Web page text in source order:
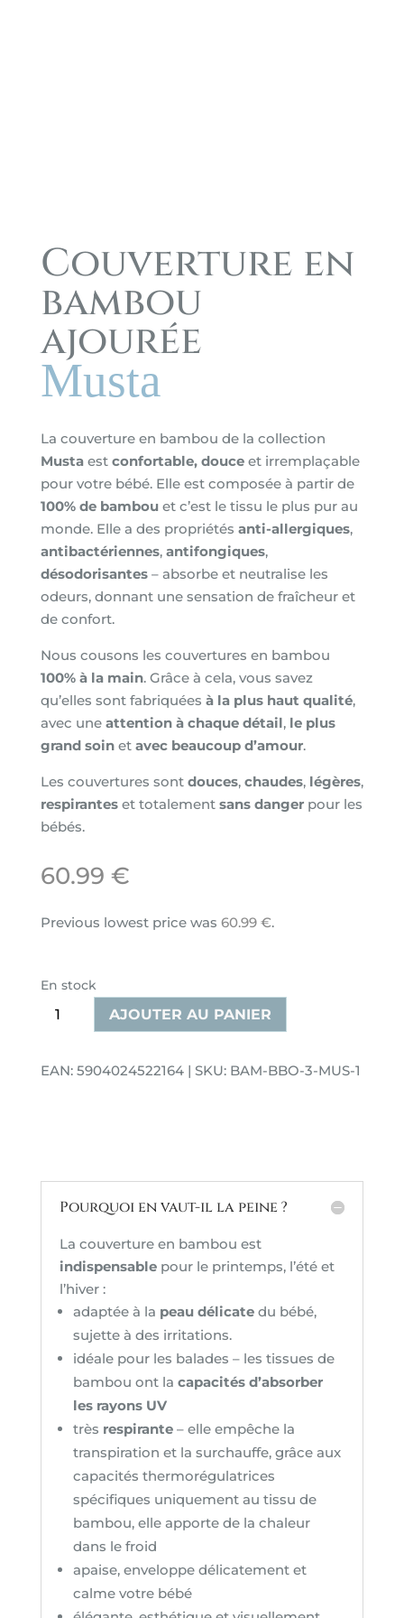
Couverture en
bambou
ajourée
Musta
La couverture en bambou de la collection
Mustaestconfortable, douce et irremplaçable
pour votre bébé. Elle est composée à partir de
100% de bambouet c’est le tissu le plus pur au
monde. Elle a des propriétés anti-allergiques,
antibactériennes, antifongiques,
désodorisantes– absorbe et neutralise les
odeurs, donnant une sensation de fraîcheur et
de confort.
Nous cousons les couvertures en bambou
100% à la main. Grâce à cela, vous savez
qu’elles sont fabriquées à la plus haut qualité,
avec uneattention à chaque détail, le plus
grand soin etavec beaucoup d’amour.
Les couvertures sont douces, chaudes, légères,
respiranteset totalement sans dangerpour les
bébés.
60.99 €
Previous lowest price was 60.99 €.
En stock
quantité
en
AJOUTER AU PANIER
EAN: 5904024522164 | SKU: BAM-BBO-3-MUS-1
Pourquoi en vaut-il la peine ?
La couverture en bambou est
indispensablepour le printemps, l’été et
l’hiver :
adaptée à la peau délicatedu bébé,
sujette à des irritations.
idéale pour les balades – les tissues de
bambou ont la capacités d’absorber
les rayons UV
très respirante– elle empêche la
transpiration et la surchauffe, grâce aux
capacités thermorégulatrices
spécifiques uniquement au tissu de
bambou, elle apporte de la chaleur
dans le froid
apaise, enveloppe délicatement et
calme votre bébé